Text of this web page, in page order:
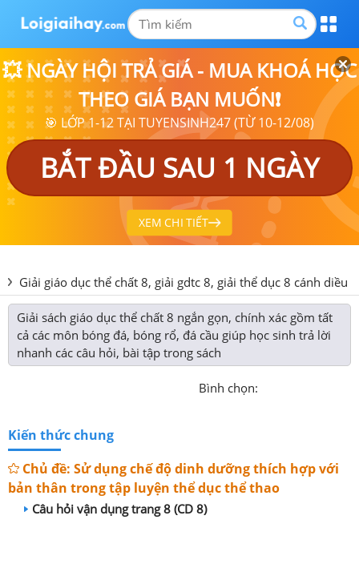
💥 NGÀY HỘI TRẢ GIÁ - MUA KHOÁ HỌC
THEO GIÁ BẠN MUỐN❗
🎯 LỚP 1-12 TẠI TUYENSINH247 (TỪ 10-12/08)
BẮT ĐẦU SAU 1 NGÀY
XEM CHI TIẾT
Giải giáo dục thể chất 8, giải gdtc 8, giải thể dục 8 cánh diều
Giải sách giáo dục thể chất 8 ngắn gọn, chính xác gồm tất
cả các môn bóng đá, bóng rổ, đá cầu giúp học sinh trả lời
nhanh các câu hỏi, bài tập trong sách
Bình chọn:
Kiến thức chung
Chủ đề: Sử dụng chế độ dinh dưỡng thích hợp với
bản thân trong tập luyện thể dục thể thao
Câu hỏi vận dụng trang 8 (CD 8)